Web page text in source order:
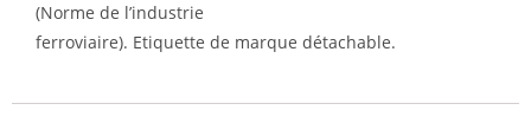
(Norme de l’industrie
ferroviaire). Etiquette de marque détachable.